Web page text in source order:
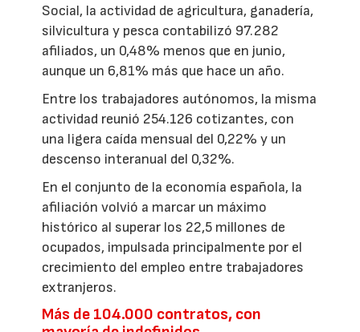
Social, la actividad de agricultura, ganadería,
silvicultura y pesca contabilizó 97.282
afiliados, un 0,48% menos que en junio,
aunque un 6,81% más que hace un año.
Entre los trabajadores autónomos, la misma
actividad reunió 254.126 cotizantes, con
una ligera caída mensual del 0,22% y un
descenso interanual del 0,32%.
En el conjunto de la economía española, la
afiliación volvió a marcar un máximo
histórico al superar los 22,5 millones de
ocupados, impulsada principalmente por el
crecimiento del empleo entre trabajadores
extranjeros.
Más de 104.000 contratos, con